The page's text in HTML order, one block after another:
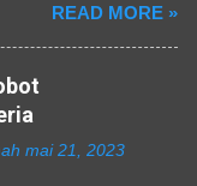
le fossé
des citadins
seulement 15% de
de la planète, les
sont deux fois...
300 femmes.
Votre boutique de
tv.
READ MORE »
mai 21, 2023